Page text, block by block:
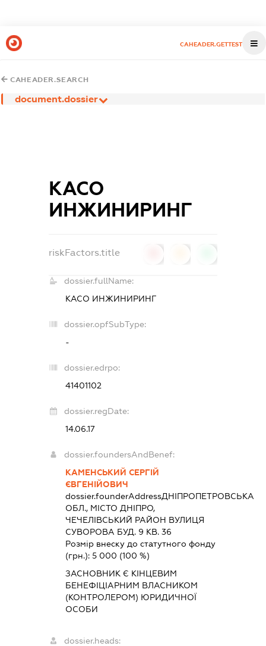
CAHEADER.GETTEST
CAHEADER.SEARCH
document.dossier
КАСО
ИНЖИНИРИНГ
riskFactors.title
dossier.fullName:
КАСО ИНЖИНИРИНГ
dossier.opfSubType:
-
dossier.edrpo:
41401102
dossier.regDate:
14.06.17
dossier.foundersAndBenef:
КАМЕНСЬКИЙ СЕРГІЙ
ЄВГЕНІЙОВИЧ
dossier.founderAddressДНІПРОПЕТРОВСЬКА
ОБЛ., МІСТО ДНІПРО,
ЧЕЧЕЛІВСЬКИЙ РАЙОН ВУЛИЦЯ
СУВОРОВА БУД. 9 КВ. 36
Розмір внеску до статутного фонду
(грн.): 5 000 (100 %)
ЗАСНОВНИК Є КІНЦЕВИМ
БЕНЕФІЦІАРНИМ ВЛАСНИКОМ
(КОНТРОЛЕРОМ) ЮРИДИЧНОЇ
ОСОБИ
dossier.heads: